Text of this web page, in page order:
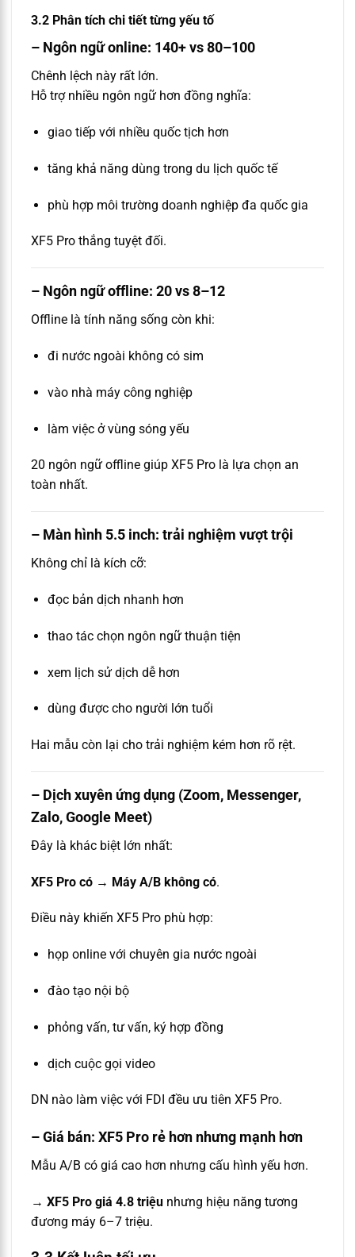
3.2 Phân tích chi tiết từng yếu tố
– Ngôn ngữ online: 140+ vs 80–100
Chênh lệch này rất lớn.
Hỗ trợ nhiều ngôn ngữ hơn đồng nghĩa:
giao tiếp với nhiều quốc tịch hơn
tăng khả năng dùng trong du lịch quốc tế
phù hợp môi trường doanh nghiệp đa quốc gia
XF5 Pro thắng tuyệt đối.
– Ngôn ngữ offline: 20 vs 8–12
Offline là tính năng sống còn khi:
đi nước ngoài không có sim
vào nhà máy công nghiệp
làm việc ở vùng sóng yếu
20 ngôn ngữ offline giúp XF5 Pro là lựa chọn an
toàn nhất.
– Màn hình 5.5 inch: trải nghiệm vượt trội
Không chỉ là kích cỡ:
đọc bản dịch nhanh hơn
thao tác chọn ngôn ngữ thuận tiện
xem lịch sử dịch dễ hơn
dùng được cho người lớn tuổi
Hai mẫu còn lại cho trải nghiệm kém hơn rõ rệt.
– Dịch xuyên ứng dụng (Zoom, Messenger,
Zalo, Google Meet)
Đây là khác biệt lớn nhất:
XF5 Pro có → Máy A/B không có.
Điều này khiến XF5 Pro phù hợp:
họp online với chuyên gia nước ngoài
đào tạo nội bộ
phỏng vấn, tư vấn, ký hợp đồng
dịch cuộc gọi video
DN nào làm việc với FDI đều ưu tiên XF5 Pro.
– Giá bán: XF5 Pro rẻ hơn nhưng mạnh hơn
Mẫu A/B có giá cao hơn nhưng cấu hình yếu hơn.
→ XF5 Pro giá 4.8 triệu nhưng hiệu năng tương
đương máy 6–7 triệu.